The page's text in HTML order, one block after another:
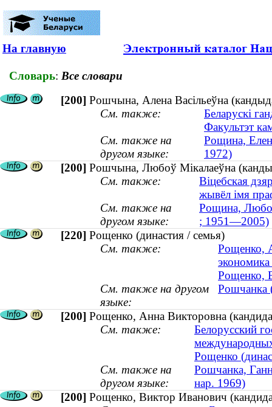
На главную
Словарь: Все словари
[200] Рошчына, Алена Васільеўна
См. также:
Беларускі
Факультэт
См. также на
другом языке:
Рощина,
1972)
[200] Рошчына, Любоў Мікалаеўна
См. также:
Віцебская
жывёл імя
См. также на
другом языке:
Рощина,
; 1951—2005)
[220] Рощенко (династия / семья)
См. также:
Рощенко,
Рощенко,
См. также на другом
языке:
Рошчанка
[200] Рощенко, Анна Викторовна
См. также:
Белорусский
Рощенко
См. также на
другом языке:
Рошчанка,
нар. 1969)
[200] Рощенко, Виктор Иванович